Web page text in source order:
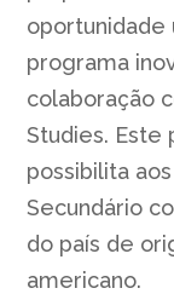
oportunidade
programa
colaboração
Studies. Este
possibilita
Secundário
do país de
americano.